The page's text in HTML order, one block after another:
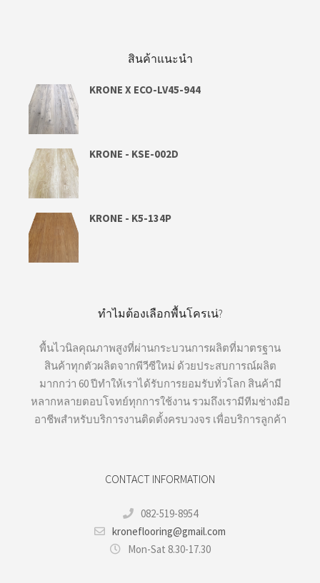
สินค้าแนะนำ
KRONE X ECO-LV45-944
KRONE - KSE-002D
KRONE - K5-134P
ทำไมต้องเลือกพื้นโครเน่?
พื้นไวนิลคุณภาพสูงที่ผ่านกระบวนการผลิตที่มาตรฐาน
สินค้าทุกตัวผลิตจากพีวีซีใหม่ ด้วยประสบการณ์ผลิต
มากกว่า 60 ปีทำให้เราได้รับการยอมรับทั่วโลก สินค้ามี
หลากหลายตอบโจทย์ทุกการใช้งาน รวมถึงเรามีทีมช่างมือ
อาชีพสำหรับบริการงานติดตั้งครบวงจร เพื่อบริการลูกค้า
CONTACT INFORMATION
082-519-8954
kroneflooring@gmail.com
Mon-Sat 8.30-17.30